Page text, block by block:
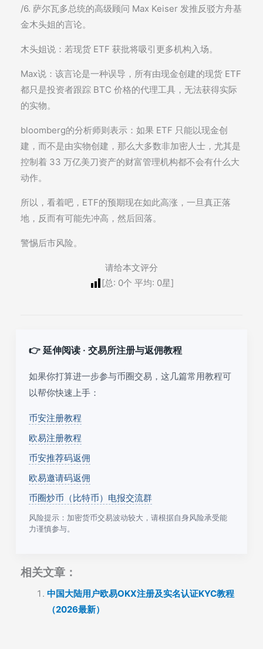
/6. 萨尔瓦多总统的高级顾问 Max Keiser 发推反驳方舟基
金木头姐的言论。
木头姐说：若现货 ETF 获批将吸引更多机构入场。
Max说：该言论是一种误导，所有由现金创建的现货 ETF
都只是投资者跟踪 BTC 价格的代理工具，无法获得实际
的实物。
bloomberg的分析师则表示：如果 ETF 只能以现金创
建，而不是由实物创建，那么大多数非加密人士，尤其是
控制着 33 万亿美刀资产的财富管理机构都不会有什么大
动作。
所以，看着吧，ETF的预期现在如此高涨，一旦真正落
地，反而有可能先冲高，然后回落。
警惕后市风险。
请给本文评分
[总: 0个 平均: 0星]
👉 延伸阅读 · 交易所注册与返佣教程
如果你打算进一步参与币圈交易，这几篇常用教程可
以帮你快速上手：
币安注册教程
欧易注册教程
币安推荐码返佣
欧易邀请码返佣
币圈炒币（比特币）电报交流群
风险提示：加密货币交易波动较大，请根据自身风险承受能
力谨慎参与。
相关文章：
中国大陆用户欧易OKX注册及实名认证KYC教程
（2026最新）